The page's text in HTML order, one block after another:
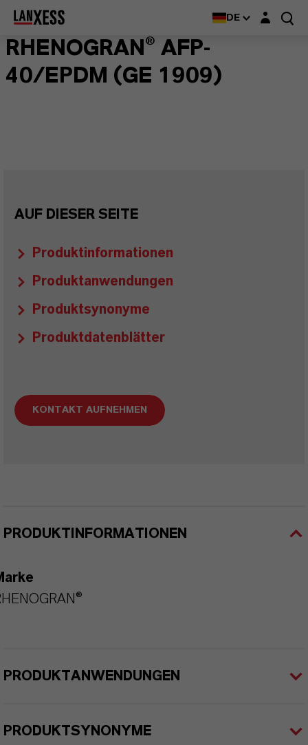
DE Login-Maske
RHENOGRAN® AFP-
40/EPDM (GE 1909)
AUF DIESER SEITE
Produktinformationen
Produktanwendungen
Produktsynonyme
Produktdatenblätter
KONTAKT AUFNEHMEN
PRODUKTINFORMATIONEN
PRODUKTANWENDUNGEN
PRODUKTSYNONYME